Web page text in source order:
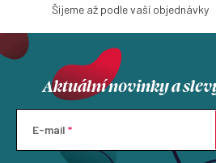
Šijeme až podle vaší objednávky
Aktuální novinky a
E-mail